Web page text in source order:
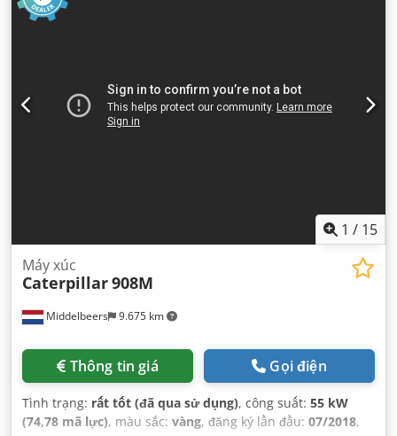
1 / 15
Middelbeers 9.675 km
Máy xúc
Caterpillar908M
Thông tin giá Gọi điện
Tình trạng: rất tốt (đã qua sử dụng), công suất: 55 kW
(74,78 mã lực), màu sắc: vàng, đăng ký lần đầu: 07/2018,